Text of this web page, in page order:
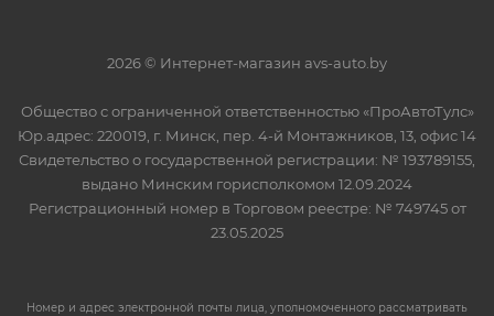
2026 © Интернет-магазин avs-auto.by
Общество с ограниченной ответственностью «ПроАвтоТулс»
Юр.адрес: 220019, г. Минск, пер. 4-й Монтажников, 13, офис 14
Свидетельство о государственной регистрации: № 193789155,
выдано Минским горисполкомом 12.09.2024
Регистрационный номер в Торговом реестре: № 749745 от
23.05.2025
Номер и адрес электронной почты лица, уполномоченного рассматривать